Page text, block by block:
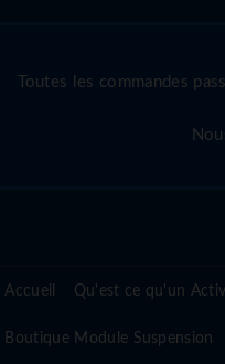
Toutes les commandes
Accueil Qu'est ce qu'un
Boutique Module Suspension